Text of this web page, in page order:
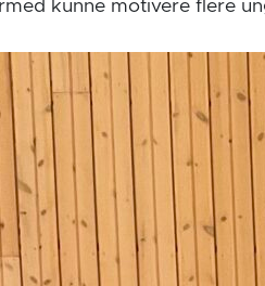
kunne motivere flere